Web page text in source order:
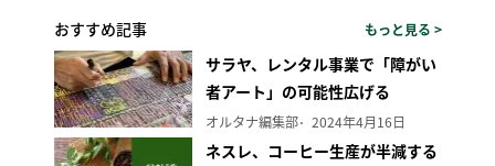
おすすめ記事 もっと見る >
サラヤ、レンタル事業で「障がい
者アート」の可能性広げる
オルタナ編集部 2024年4月16日
ネスレ、コーヒー生産が半減する